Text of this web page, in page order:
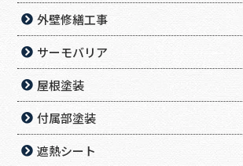
外壁修繕工事
サーモバリア
屋根塗装
付属部塗装
遮熱シート